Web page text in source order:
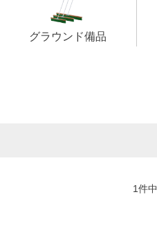
グラウンド備品
1件中